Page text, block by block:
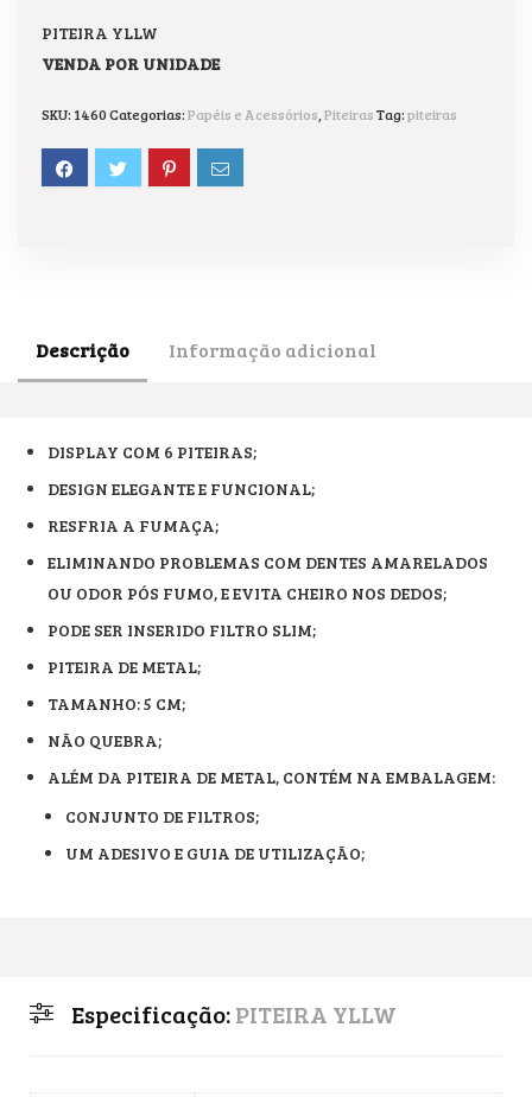
PITEIRA YLLW
VENDA POR UNIDADE
SKU: 1460Categorias:Papéis e Acessórios,PiteirasTag:piteiras
Descrição Informação adicional
DISPLAY COM 6 PITEIRAS;
DESIGN ELEGANTE E FUNCIONAL;
RESFRIA A FUMAÇA;
ELIMINANDO PROBLEMAS COM DENTES AMARELADOS
OU ODOR PÓS FUMO, E EVITA CHEIRO NOS DEDOS;
PODE SER INSERIDO FILTRO SLIM;
PITEIRA DE METAL;
TAMANHO: 5 CM;
NÃO QUEBRA;
ALÉM DA PITEIRA DE METAL, CONTÉM NA EMBALAGEM:
CONJUNTO DE FILTROS;
UM ADESIVO E GUIA DE UTILIZAÇÃO;
Especificação:PITEIRA YLLW